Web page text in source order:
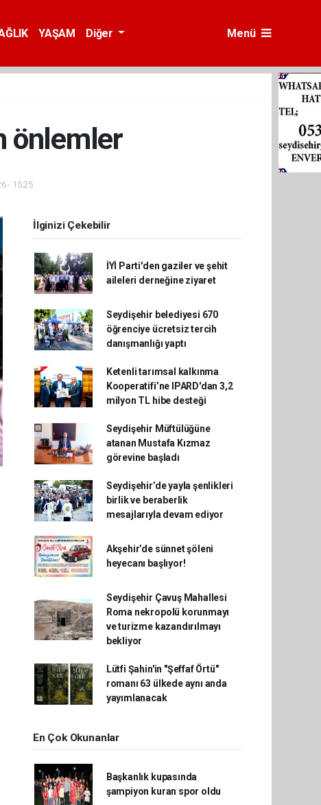
YAŞAM Diğer Menü
önlemler
- 15:25
İlginizi Çekebilir
İYİ Parti'den gaziler ve şehit
aileleri derneğine ziyaret
Seydişehir belediyesi 670
öğrenciye ücretsiz tercih
danışmanlığı yaptı
Ketenli tarımsal kalkınma
Kooperatifi’ne IPARD'dan 3,2
milyon TL hibe desteği
Seydişehir Müftülüğüne
atanan Mustafa Kızmaz
görevine başladı
Seydişehir’de yayla şenlikleri
birlik ve beraberlik
mesajlarıyla devam ediyor
Akşehir’de sünnet şöleni
heyecanı başlıyor!
Seydişehir Çavuş Mahallesi
Roma nekropolü korunmayı
ve turizme kazandırılmayı
bekliyor
Lütfi Şahin'in "Şeffaf Örtü"
romanı 63 ülkede aynı anda
yayımlanacak
En Çok Okunanlar
Başkanlık kupasında
şampiyon kuran spor oldu